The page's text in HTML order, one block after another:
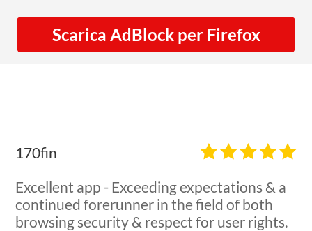
Scarica AdBlock per Firefox
170fin
Excellent app - Exceeding expectations & a
continued forerunner in the field of both
browsing security & respect for user rights.